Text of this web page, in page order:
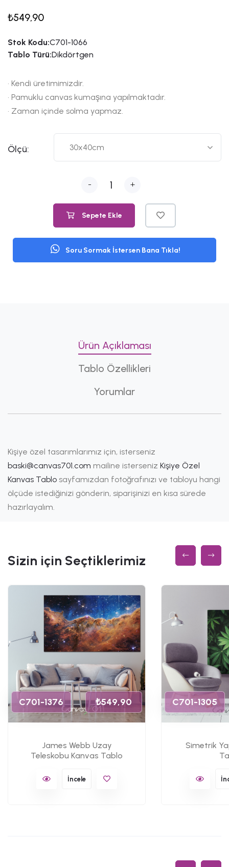
₺549,90
Stok Kodu:C701-1066
Tablo Türü:Dikdörtgen
• Kendi üretimimizdir.
• Pamuklu canvas kumaşına yapılmaktadır.
• Zaman içinde solma yapmaz.
Ölçü:
- +
Sepete Ekle
Soru Sormak İstersen Bana Tıkla!
Ürün Açıklaması
Tablo Özellikleri
Yorumlar
Kişiye özel tasarımlarımız için, isterseniz
baski@canvas701.com mailine isterseniz Kişiye Özel
Kanvas Tablo sayfamızdan fotoğrafınızı ve tabloyu hangi
ölçüde istediğinizi gönderin, siparişinizi en kısa sürede
hazırlayalım.
Sizin için Seçtiklerimiz
C701-1376 ₺549,90
James Webb Uzay
Teleskobu Kanvas Tablo
İncele
C701-1305
Simetrik